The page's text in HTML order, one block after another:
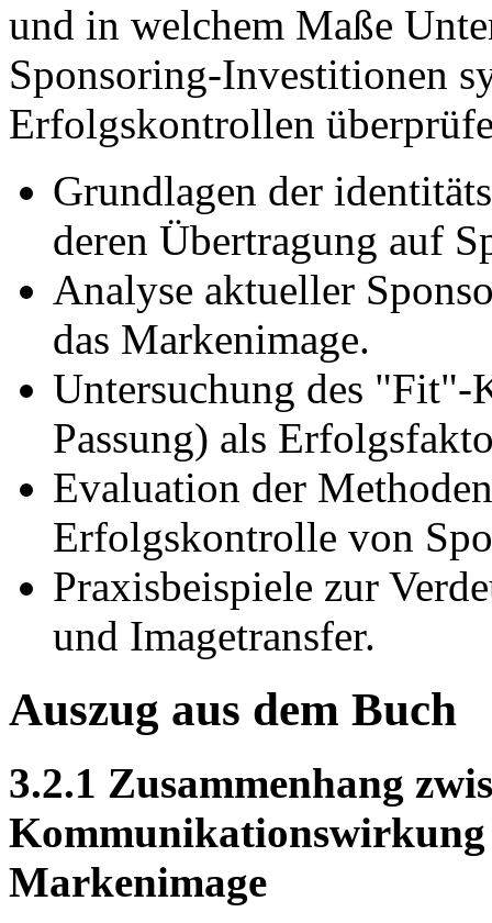
und in welchem Maße
Sponsoring-Investitionen
Erfolgskontrollen
Grundlagen der
deren Übertragung auf
Analyse aktueller
das Markenimage.
Untersuchung des "Fit"-
Passung) als
Evaluation der
Erfolgskontrolle von
Praxisbeispiele zur
und Imagetransfer.
Auszug aus dem Buch
3.2.1 Zusammenhang
Kommunikationswirkung
Markenimage